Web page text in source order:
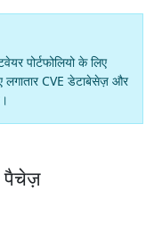
पोर्टफोलियो के लिए
CVE डेटाबेसेज़ और
पैचेज़